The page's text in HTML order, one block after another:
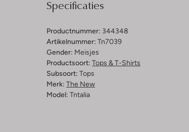
Specificaties
Productnummer: 344348
Artikelnummer: Tn7039
Gender: Meisjes
Productsoort: Tops & T-Shirts
Subsoort: Tops
Merk: The New
Model: Tntalia